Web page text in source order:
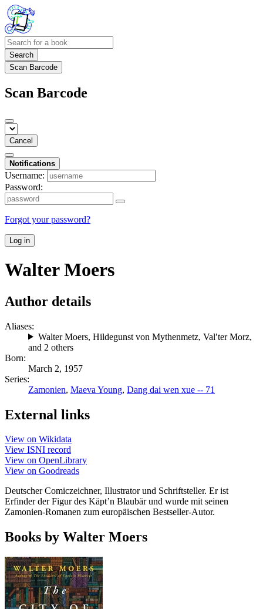
Search
Scan Barcode
Scan Barcode
Cancel
Notifications
Username:
Password:
Forgot your password?
Log in
Walter Moers
Author details
Aliases:
Walter Moers, Hildegunst von Mythenmetz, Valʹter Morz,
and 2 others
Born:
March 2, 1957
Series:
Zamonien, Maeva Young, Dang dai wen xue -- 71
External links
View on Wikidata
View ISNI record
View on OpenLibrary
View on Goodreads
Deutscher Comiczeichner, Illustrator und Schriftsteller. Er ist
Erfinder der Figur des Käpt’n Blaubär und wurde mit seinen
Zamonien-Romanen zum europäischen Bestseller-Autor.
Books by Walter Moers